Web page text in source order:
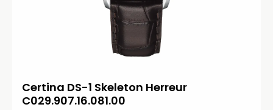
Certina DS-1 Skeleton Herreur
C029.907.16.081.00